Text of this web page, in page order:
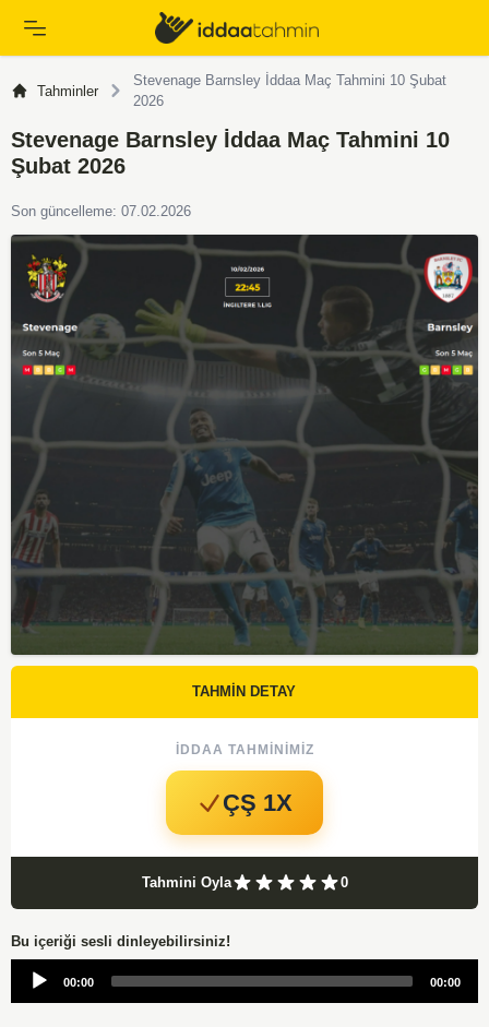
Tahminler
Stevenage Barnsley İddaa Maç Tahmini 10 Şubat
2026
Stevenage Barnsley İddaa Maç Tahmini 10
Şubat 2026
Son güncelleme: 07.02.2026
TAHMİN DETAY
İDDAA TAHMINIMIZ
ÇŞ 1X
Tahmini Oyla 0
Bu içeriği sesli dinleyebilirsiniz!
Audio
00:00 00:00